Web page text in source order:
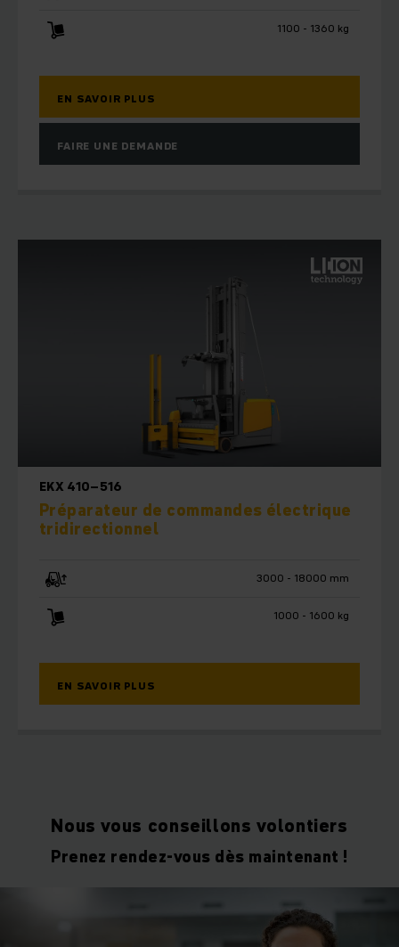
1100 - 1360 kg
EN SAVOIR PLUS
FAIRE UNE DEMANDE
EKX 410–516
Préparateur de commandes électrique
tridirectionnel
3000 - 18000 mm
1000 - 1600 kg
EN SAVOIR PLUS
Nous vous conseillons volontiers
Prenez rendez-vous dès maintenant !